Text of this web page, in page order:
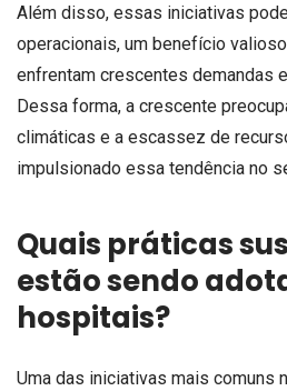
Além disso, essas iniciativas
operacionais, um benefício
enfrentam crescentes demandas
Dessa forma, a crescente
climáticas e a escassez de
impulsionado essa tendência no
Quais práticas
estão sendo
hospitais?
Uma das iniciativas mais comuns